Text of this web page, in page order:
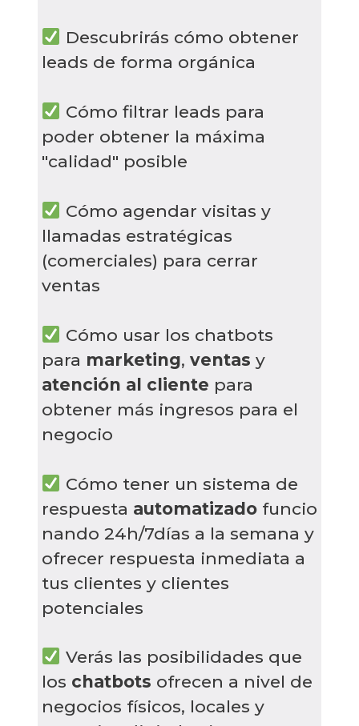
Descubrirás cómo obtener
leads de forma orgánica
Cómo filtrar leads para
poder obtener la máxima
"calidad" posible
Cómo agendar visitas y
llamadas estratégicas
(comerciales) para cerrar
ventas
Cómo usar los chatbots
para marketing, ventas y
atención al cliente para
obtener más ingresos para el
negocio
Cómo tener un sistema de
respuesta automatizado funcio
nando 24h/7días a la semana y
ofrecer respuesta inmediata a
tus clientes y clientes
potenciales
Verás las posibilidades que
los chatbots ofrecen a nivel de
negocios físicos, locales y